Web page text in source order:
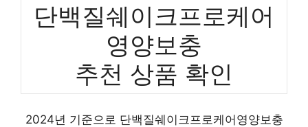
단백질쉐이크프로케어
영양보충
추천 상품 확인
2024년 기준으로 단백질쉐이크프로케어영양보충